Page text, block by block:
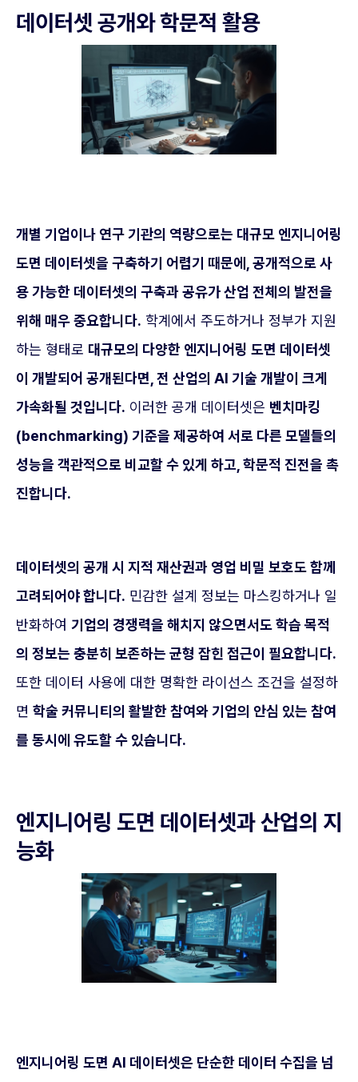
데이터셋 공개와 학문적 활용
개별 기업이나 연구 기관의 역량으로는 대규모 엔지니어링
도면 데이터셋을 구축하기 어렵기 때문에, 공개적으로 사
용 가능한 데이터셋의 구축과 공유가 산업 전체의 발전을
위해 매우 중요합니다. 학계에서 주도하거나 정부가 지원
하는 형태로 대규모의 다양한 엔지니어링 도면 데이터셋
이 개발되어 공개된다면, 전 산업의 AI 기술 개발이 크게
가속화될 것입니다. 이러한 공개 데이터셋은 벤치마킹
(benchmarking) 기준을 제공하여 서로 다른 모델들의
성능을 객관적으로 비교할 수 있게 하고, 학문적 진전을 촉
진합니다.
데이터셋의 공개 시 지적 재산권과 영업 비밀 보호도 함께
고려되어야 합니다. 민감한 설계 정보는 마스킹하거나 일
반화하여 기업의 경쟁력을 해치지 않으면서도 학습 목적
의 정보는 충분히 보존하는 균형 잡힌 접근이 필요합니다.
또한 데이터 사용에 대한 명확한 라이선스 조건을 설정하
면 학술 커뮤니티의 활발한 참여와 기업의 안심 있는 참여
를 동시에 유도할 수 있습니다.
엔지니어링 도면 데이터셋과 산업의 지
능화
엔지니어링 도면 AI 데이터셋은 단순한 데이터 수집을 넘